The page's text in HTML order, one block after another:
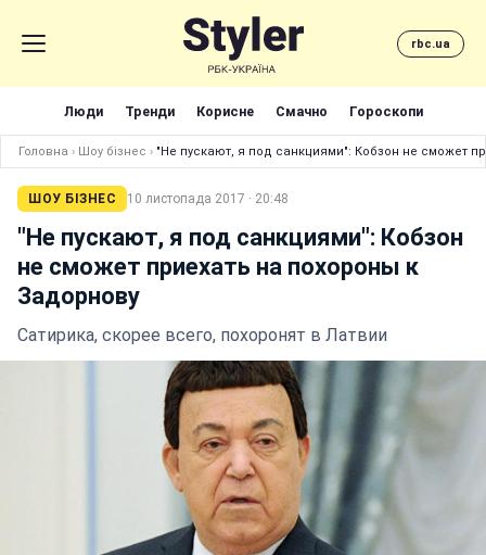
rbc.ua
Люди Тренди Корисне Смачно Гороскопи
Головна › Шоу бізнес › "Не пускают, я под санкциями": Кобзон не сможет
ШОУ БІЗНЕС 10 листопада 2017 · 20:48
"Не пускают, я под санкциями": Кобзон
не сможет приехать на похороны к
Задорнову
Сатирика, скорее всего, похоронят в Латвии